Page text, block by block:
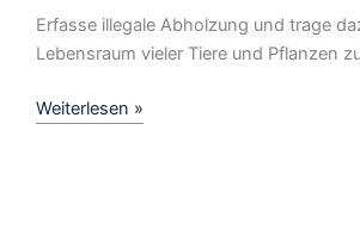
Erfasse illegale Abholzung und trage
Lebensraum vieler Tiere und Pflanzen
Regenwald
Weiterlesen »